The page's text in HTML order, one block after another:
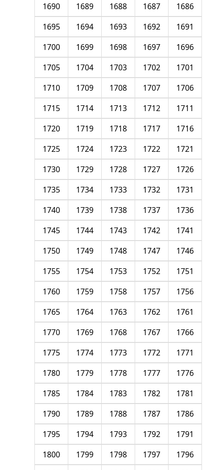
1686
1687
1688
1689
1690
1691
1692
1693
1694
1695
1696
1697
1698
1699
1700
1701
1702
1703
1704
1705
1706
1707
1708
1709
1710
1711
1712
1713
1714
1715
1716
1717
1718
1719
1720
1721
1722
1723
1724
1725
1726
1727
1728
1729
1730
1731
1732
1733
1734
1735
1736
1737
1738
1739
1740
1741
1742
1743
1744
1745
1746
1747
1748
1749
1750
1751
1752
1753
1754
1755
1756
1757
1758
1759
1760
1761
1762
1763
1764
1765
1766
1767
1768
1769
1770
1771
1772
1773
1774
1775
1776
1777
1778
1779
1780
1781
1782
1783
1784
1785
1786
1787
1788
1789
1790
1791
1792
1793
1794
1795
1796
1797
1798
1799
1800